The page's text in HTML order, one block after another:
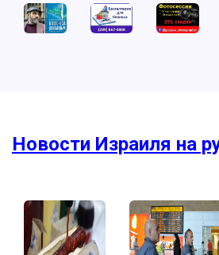
Новости Израиля на